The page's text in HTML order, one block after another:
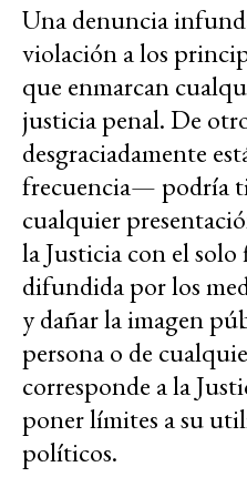
Una denuncia
violación a los
que enmarcan
justicia penal. De
desgraciadamente
frecuencia— podría
cualquier
la Justicia con el
difundida por los
y dañar la imagen
persona o de
corresponde a la
poner límites a su
políticos.